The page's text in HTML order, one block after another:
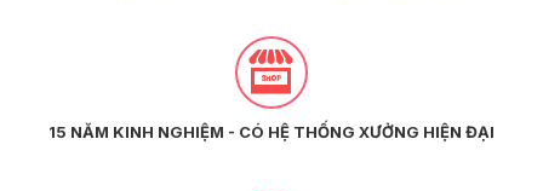
15 NĂM KINH NGHIỆM - CÓ HỆ THỐNG XƯỞNG HIỆN ĐẠI